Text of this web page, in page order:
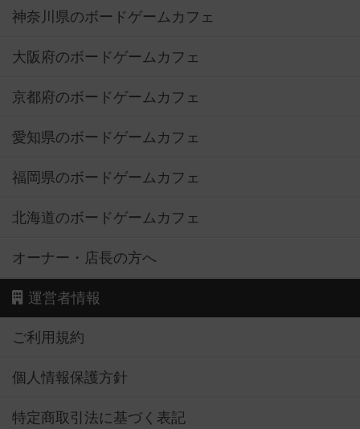
神奈川県のボードゲームカフェ
大阪府のボードゲームカフェ
京都府のボードゲームカフェ
愛知県のボードゲームカフェ
福岡県のボードゲームカフェ
北海道のボードゲームカフェ
オーナー・店長の方へ
運営者情報
ご利用規約
個人情報保護方針
特定商取引法に基づく表記